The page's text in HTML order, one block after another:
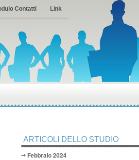
Contatti Link
ARTICOLI DELLO STUDIO
Febbraio 2024